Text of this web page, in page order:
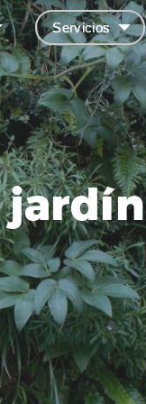
Servicios
jardín